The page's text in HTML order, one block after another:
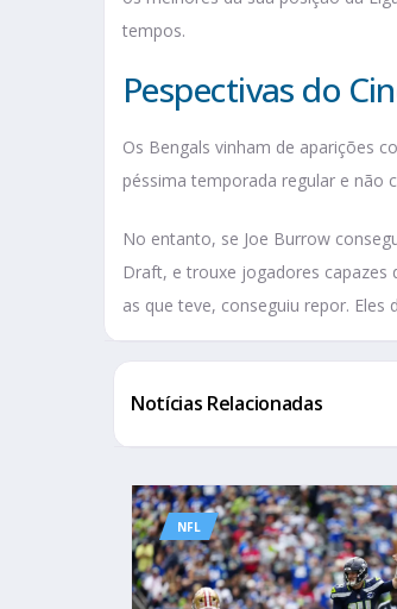
tempos.
Pespectivas do
Os Bengals vinham de aparições
péssima temporada regular e não
No entanto, se Joe Burrow
Draft, e trouxe jogadores capazes
as que teve, conseguiu repor.
Notícias Relacionadas
NFL